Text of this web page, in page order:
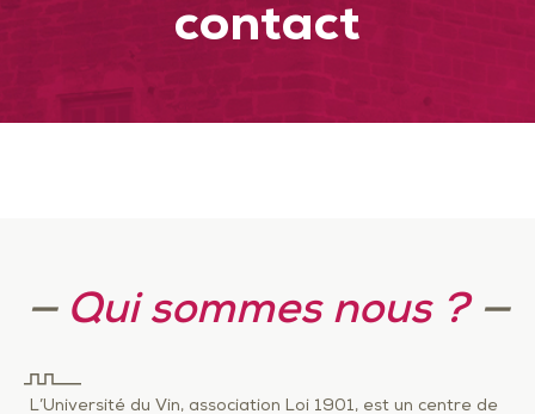
contact
—Qui sommes nous ? —
L’Université du Vin, association Loi 1901, est un centre de